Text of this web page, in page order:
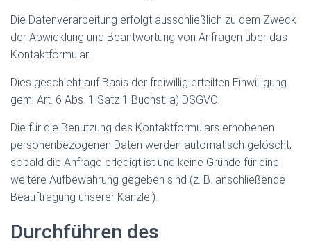
Die Datenverarbeitung erfolgt ausschließlich zu dem Zweck
der Abwicklung und Beantwortung von Anfragen über das
Kontaktformular.
Dies geschieht auf Basis der freiwillig erteilten Einwilligung
gem. Art. 6 Abs. 1 Satz 1 Buchst. a) DSGVO.
Die für die Benutzung des Kontaktformulars erhobenen
personenbezogenen Daten werden automatisch gelöscht,
sobald die Anfrage erledigt ist und keine Gründe für eine
weitere Aufbewahrung gegeben sind (z. B. anschließende
Beauftragung unserer Kanzlei).
Durchführen des